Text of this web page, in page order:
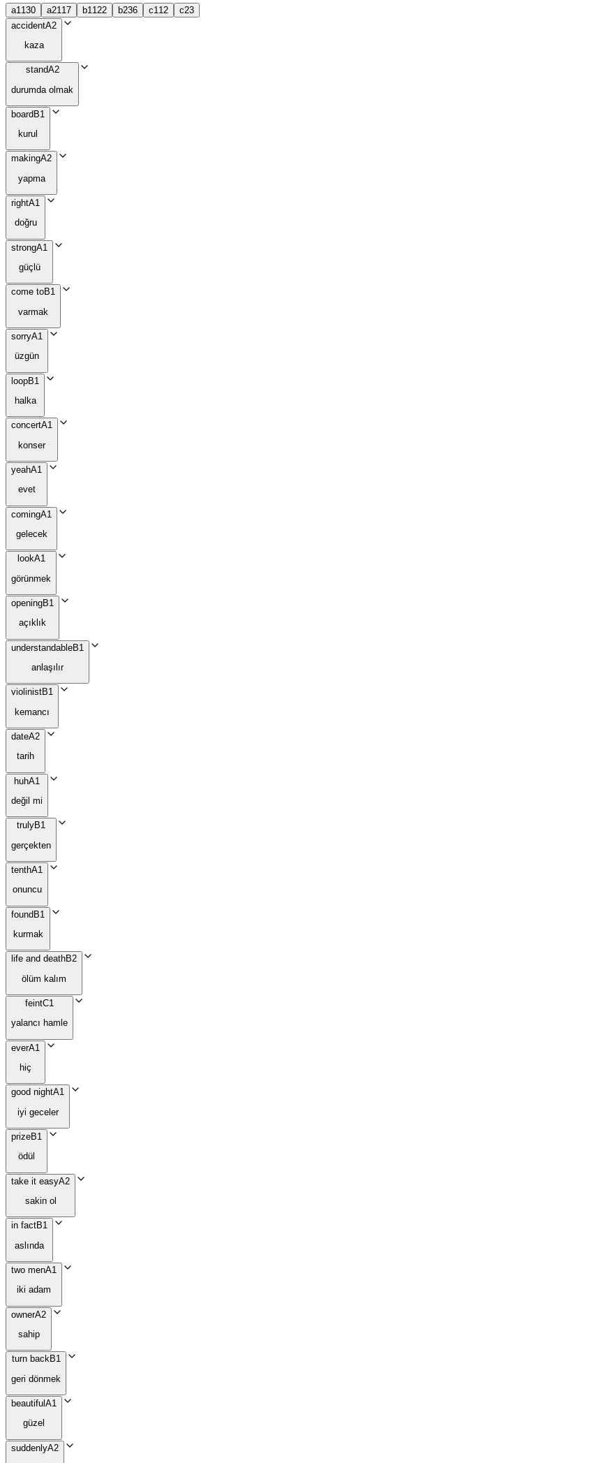
a1 130 a2117 b1 122 b236 c1 12 c23
accidentA2
kaza
standA2
durumda olmak
board B1
kurul
makingA2
yapma
rightA1
doğru
strongA1
güçlü
come toB1
varmak
sorryA1
üzgün
loopB1
halka
concertA1
konser
yeahA1
evet
comingA1
gelecek
lookA1
görünmek
openingB1
açıklık
understandableB1
anlaşılır
violinistB1
kemancı
dateA2
tarih
huhA1
değil mi
trulyB1
gerçekten
tenthA1
onuncu
foundB1
kurmak
life and deathB2
ölüm kalım
feintC1
yalancı hamle
everA1
hiç
good nightA1
iyi geceler
prizeB1
ödül
take it easyA2
sakin ol
in factB1
aslında
two menA1
iki adam
ownerA2
sahip
turn backB1
geri dönmek
beautiful A1
güzel
suddenlyA2